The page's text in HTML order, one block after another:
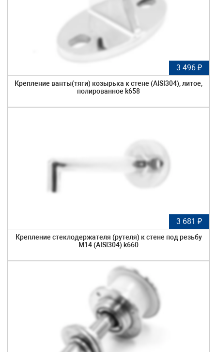
3 496 ₽
Крепление ванты(тяги) козырька к стене (AISI304), литое,
полированное k658
3 681 ₽
Крепление стеклодержателя (рутеля) к стене под резьбу
М14 (AISI304) k660